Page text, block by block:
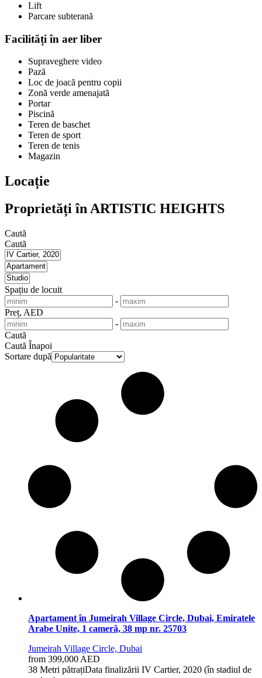
Lift
Parcare subterană
Facilități în aer liber
Supraveghere video
Pază
Loc de joacă pentru copii
Zonă verde amenajată
Portar
Piscină
Teren de baschet
Teren de sport
Teren de tenis
Magazin
Locație
Proprietăți în ARTISTIC HEIGHTS
Caută
Caută
Spațiu de locuit
-
Preț, AED
-
Caută
Caută Înapoi
Sortare după
Apartament în Jumeirah Village Circle, Dubai, Emiratele
Arabe Unite, 1 cameră, 38 mp nr. 25703
Jumeirah Village Circle, Dubai
from 399,000 AED
38 Metri pătrațiData finalizării IV Cartier, 2020 (în stadiul de